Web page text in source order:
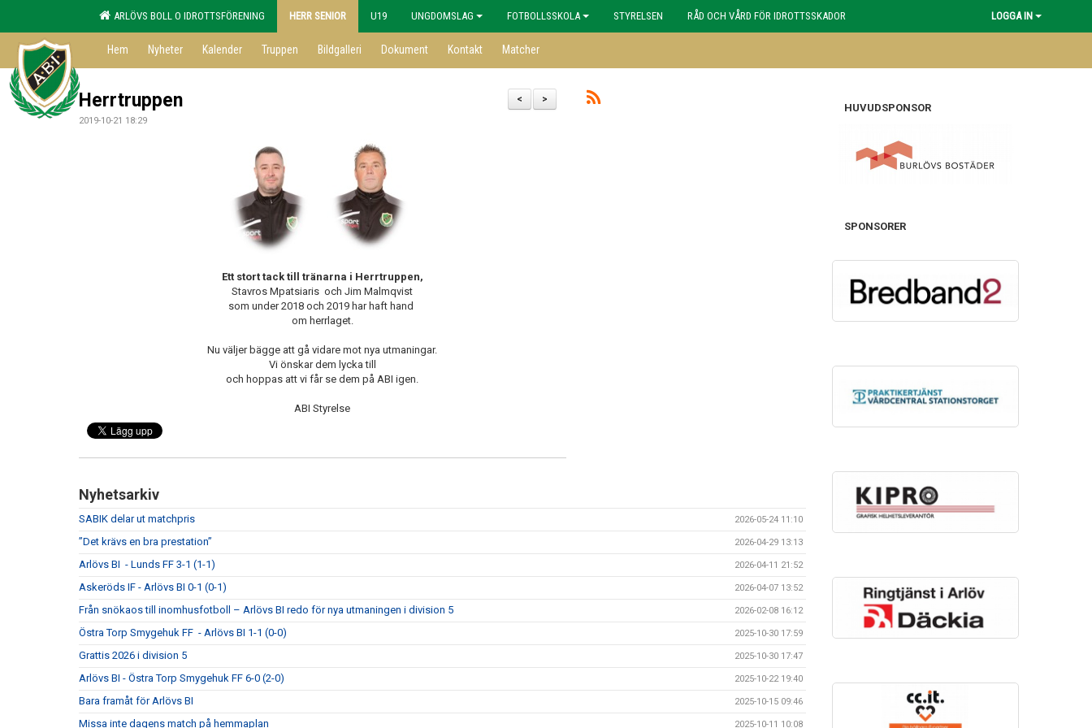
ARLÖVS BOLL O IDROTTSFÖRENING HERR SENIOR U19 UNGDOMSLAG FOTBOLLSSKOLA STYRELSEN RÅD OCH VÅRD FÖR IDROTTSSKADOR LOGGA IN
Hem Nyheter Kalender Truppen Bildgalleri Dokument Kontakt Matcher
>
<
Herrtruppen
2019-10-21 18:29
Ett stort tack till tränarna i Herrtruppen,
Stavros Mpatsiaris och Jim Malmqvist
som under 2018 och 2019 har haft hand
om herrlaget.
Nu väljer bägge att gå vidare mot nya utmaningar.
Vi önskar dem lycka till
och hoppas att vi får se dem på ABI igen.
ABI Styrelse
Nyhetsarkiv
SABIK delar ut matchpris 2026-05-24 11:10
”Det krävs en bra prestation” 2026-04-29 13:13
Arlövs BI - Lunds FF 3-1 (1-1) 2026-04-11 21:52
Askeröds IF - Arlövs BI 0-1 (0-1) 2026-04-07 13:52
Från snökaos till inomhusfotboll – Arlövs BI redo för nya utmaningen i division 5 2026-02-08 16:12
Östra Torp Smygehuk FF - Arlövs BI 1-1 (0-0) 2025-10-30 17:59
Grattis 2026 i division 5 2025-10-30 17:47
Arlövs BI - Östra Torp Smygehuk FF 6-0 (2-0) 2025-10-22 19:40
Bara framåt för Arlövs BI 2025-10-15 09:46
Missa inte dagens match på hemmaplan 2025-10-11 10:08
HUVUDSPONSOR
SPONSORER